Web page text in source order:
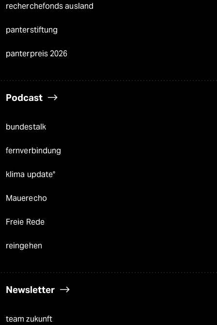
recherchefonds ausland
panterstiftung
panterpreis 2026
Podcast
bundestalk
fernverbindung
klima update°
Mauerecho
Freie Rede
reingehen
Newsletter
team zukunft